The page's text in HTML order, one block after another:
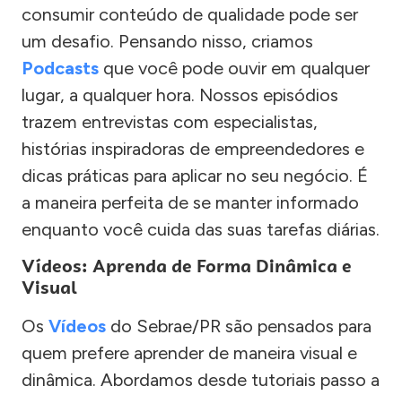
consumir conteúdo de qualidade pode ser
um desafio. Pensando nisso, criamos
Podcasts que você pode ouvir em qualquer
lugar, a qualquer hora. Nossos episódios
trazem entrevistas com especialistas,
histórias inspiradoras de empreendedores e
dicas práticas para aplicar no seu negócio. É
a maneira perfeita de se manter informado
enquanto você cuida das suas tarefas diárias.
Vídeos: Aprenda de Forma Dinâmica e
Visual
Os Vídeos do Sebrae/PR são pensados para
quem prefere aprender de maneira visual e
dinâmica. Abordamos desde tutoriais passo a